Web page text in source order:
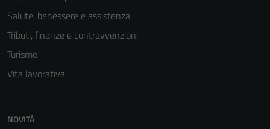
Salute, benessere e assistenza
Tributi, finanze e contravvenzioni
Turismo
Vita lavorativa
NOVITÀ